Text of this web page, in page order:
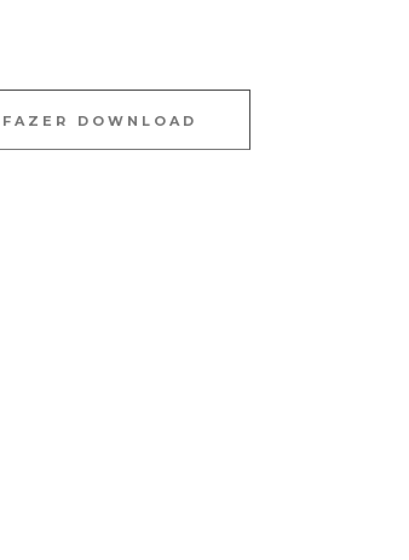
FAZER DOWNLOAD